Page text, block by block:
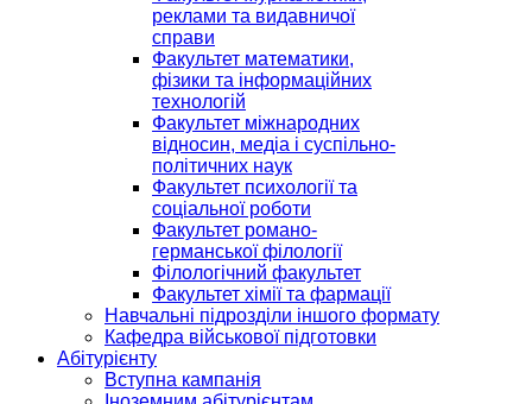
реклами та видавничої
справи
Факультет математики,
фізики та інформаційних
технологій
Факультет міжнародних
відносин, медіа і суспільно-
політичних наук
Факультет психології та
соціальної роботи
Факультет романо-
германської філології
Філологічний факультет
Факультет хімії та фармації
Навчальні підрозділи іншого формату
Кафедра військової підготовки
Абітурієнту
Вступна кампанія